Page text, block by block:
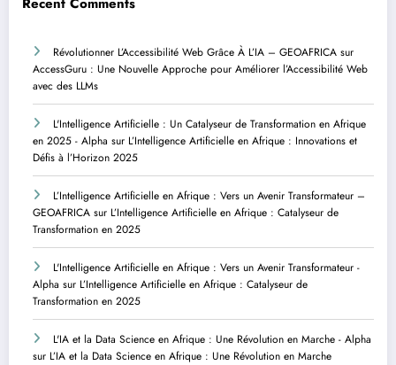
Révolutionner L’Accessibilité Web Grâce À L’IA – GEOAFRICA sur
AccessGuru : Une Nouvelle Approche pour Améliorer l’Accessibilité Web
avec des LLMs
L'Intelligence Artificielle : Un Catalyseur de Transformation en Afrique
en 2025 - Alpha sur L’Intelligence Artificielle en Afrique : Innovations et
Défis à l’Horizon 2025
L’Intelligence Artificielle en Afrique : Vers un Avenir Transformateur –
GEOAFRICA sur L’Intelligence Artificielle en Afrique : Catalyseur de
Transformation en 2025
L'Intelligence Artificielle en Afrique : Vers un Avenir Transformateur -
Alpha sur L’Intelligence Artificielle en Afrique : Catalyseur de
Transformation en 2025
L'IA et la Data Science en Afrique : Une Révolution en Marche - Alpha
sur L’IA et la Data Science en Afrique : Une Révolution en Marche